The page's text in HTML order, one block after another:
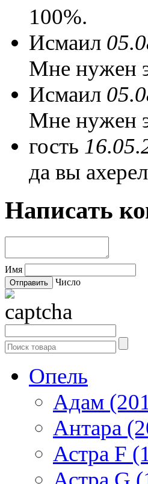
100%.
Исмаил
Мне нужен
Исмаил
Мне нужен
гость
да вы
Написать
Имя
Число
Опель
Адам
Антара
Астра F